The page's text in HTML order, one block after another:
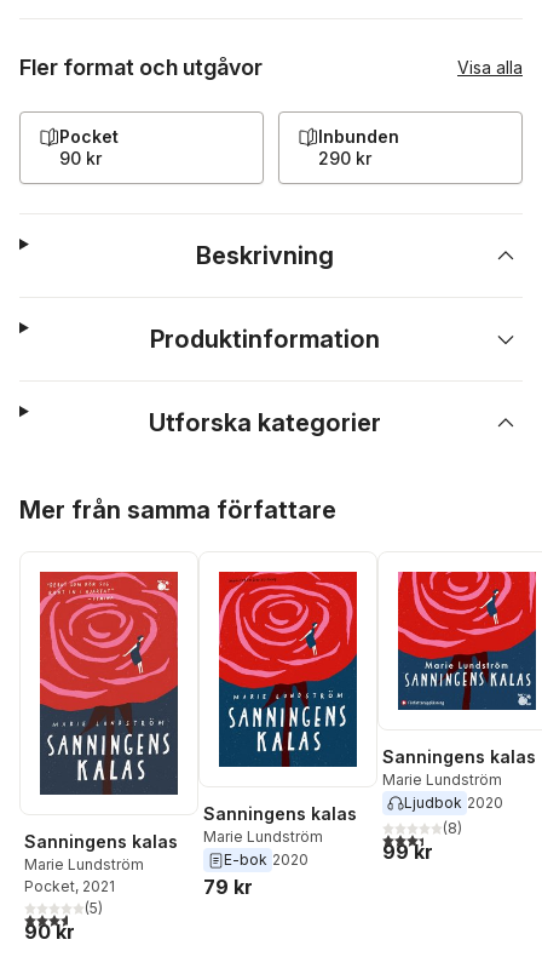
Fler format och utgåvor Visa alla
Pocket
90 kr
Inbunden
290 kr
Beskrivning
Produktinformation
Utforska kategorier
Mer från samma författare
Sanningens kalas
Marie Lundström
Pocket, 2021
3,6utav 5 stjärnor. Totalt antal röster:
(5)
90 kr
Sanningens kalas
Marie Lundström
E-bok 2020
79 kr
Sanningens kalas
Marie Lundström
Ljudbok 2020
3,4utav 5 stjärnor.
(8)
99 kr